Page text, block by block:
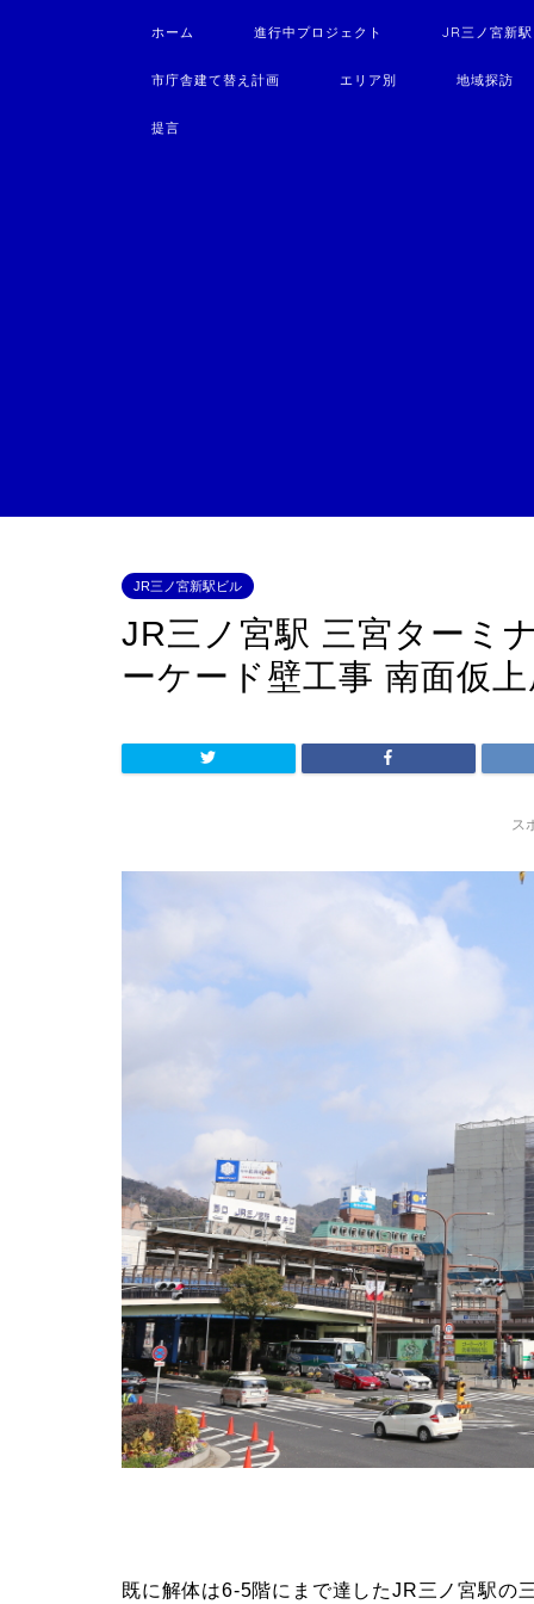
ホーム 進行中プロジェクト JR三ノ宮新
市庁舎建て替え計画 エリア別 地域探訪
提言
JR三ノ宮新駅ビル
JR三ノ宮駅 三宮ターミ
ーケード壁工事 南面仮
ス
既に解体は6-5階にまで達したJR三ノ宮駅の